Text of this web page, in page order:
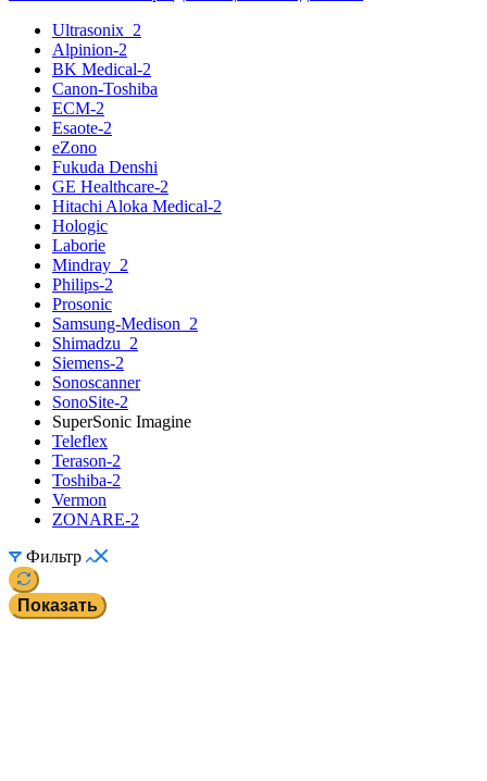
Ultrasonix_2
Alpinion-2
BK Medical-2
Canon-Toshiba
ECM-2
Esaote-2
eZono
Fukuda Denshi
GE Healthcare-2
Hitachi Aloka Medical-2
Hologic
Laborie
Mindray_2
Philips-2
Prosonic
Samsung-Medison_2
Shimadzu_2
Siemens-2
Sonoscanner
SonoSite-2
SuperSonic Imagine
Teleflex
Terason-2
Toshiba-2
Vermon
ZONARE-2
Фильтр
Показать